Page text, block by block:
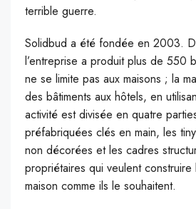
terrible guerre.
Solidbud a été fondée en 2003.
l’entreprise a produit plus de 550
ne se limite pas aux maisons ; la
des bâtiments aux hôtels, en
activité est divisée en quatre
préfabriquées clés en main, les
non décorées et les cadres
propriétaires qui veulent
maison comme ils le souhaitent.